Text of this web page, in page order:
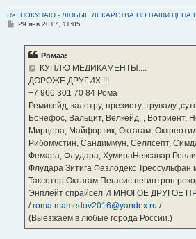
Re: ПОКУПАЮ - ЛЮБЫЕ ЛЕКАРСТВА ПО ВАШИ ЦЕНА
С29 янв 2017, 11:05
Ромаа:
КУПЛЮ МЕДИКАМЕНТЫ....
ДОРОЖЕ ДРУГИХ !!!
‪+7 966 301 70 84‬ Рома
Ремикейд, калетру, презисту, труваду
Бонефос, Вальцит, Велкейд, , Вотриент,
Мирцера, Майфортик, Октагам,
Рибомустин, Сандиммун, Селлсепт,
Фемара, Флудара, ХумираНексавар
Флудара Зитига Фазлодекс
Таксотер Октагам Пегасис пегинтрон
Энплейт спрайсел И МНОГОЕ ДРУГОЕ
/roma.mamedov2016@yandex.ru /
(Выезжаем в любые города России.)